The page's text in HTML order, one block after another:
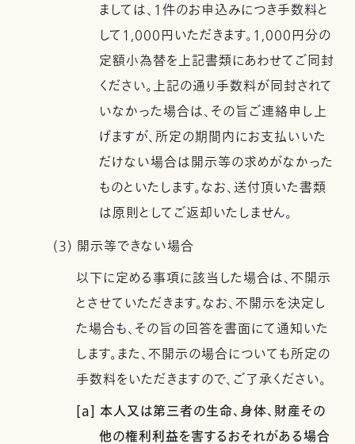
ましては、1件のお申込みにつき手数料と
して1,000円いただきます。1,000円分の
定額小為替を上記書類にあわせてご同封
ください。上記の通り手数料が同封されて
いなかった場合は、その旨ご連絡申し上
げますが、所定の期間内にお支払いいた
だけない場合は開示等の求めがなかった
ものといたします。なお、送付頂いた書類
は原則としてご返却いたしません。
(3) 開示等できない場合
以下に定める事項に該当した場合は、不開示
とさせていただきます。なお、不開示を決定し
た場合も、その旨の回答を書面にて通知いた
します。また、不開示の場合についても所定の
手数料をいただきますので、ご了承ください。
[a] 本人又は第三者の生命、身体、財産その
他の権利利益を害するおそれがある場合